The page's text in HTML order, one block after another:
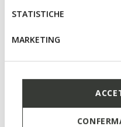
STATISTICHE
MARKETING